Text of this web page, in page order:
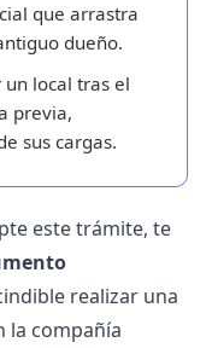
que arrastra
dueño.
local tras el
previa,
sus cargas.
este trámite, te
realizar una
la compañía